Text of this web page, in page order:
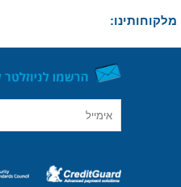
מלקוחותינו: